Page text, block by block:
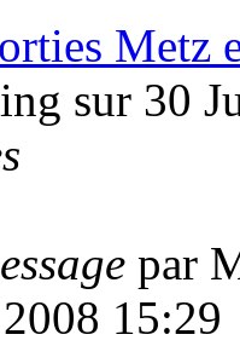
sur 30
par
15:29